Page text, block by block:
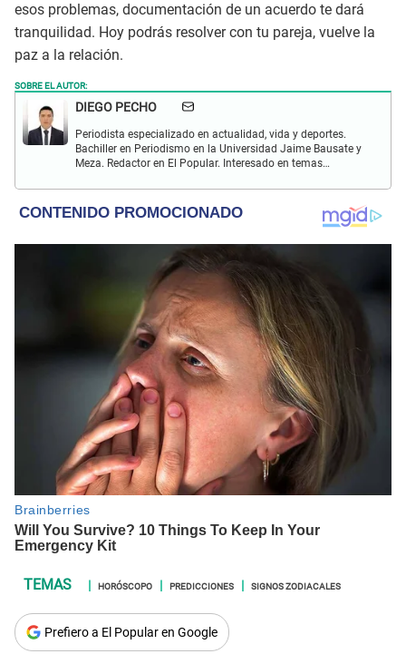
esos problemas, documentación de un acuerdo te dará
tranquilidad. Hoy podrás resolver con tu pareja, vuelve la
paz a la relación.
SOBRE EL AUTOR:
DIEGO PECHO
Periodista especializado en actualidad, vida y deportes.
Bachiller en Periodismo en la Universidad Jaime Bausate y
Meza. Redactor en El Popular. Interesado en temas
internacional, trucos caseros y educación.
HORÓSCOPO PREDICCIONES SIGNOS ZODIACALES
Prefiero a El Popular en Google